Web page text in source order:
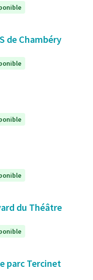
de Chambéry
du Théâtre
parc Tercinet